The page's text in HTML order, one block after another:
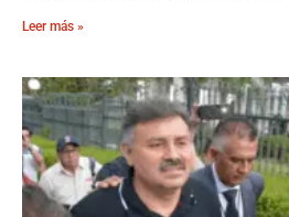
Leer más »